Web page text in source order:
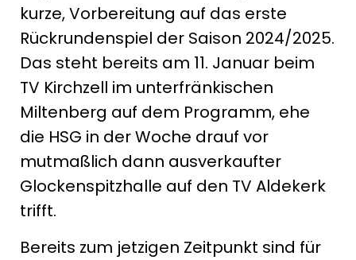
kurze, Vorbereitung auf das erste
Rückrundenspiel der Saison 2024/2025.
Das steht bereits am 11. Januar beim
TV Kirchzell im unterfränkischen
Miltenberg auf dem Programm, ehe
die HSG in der Woche drauf vor
mutmaßlich dann ausverkaufter
Glockenspitzhalle auf den TV Aldekerk
trifft.
Bereits zum jetzigen Zeitpunkt sind für